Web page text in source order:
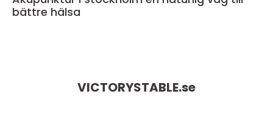
bättre hälsa
VICTORYSTABLE.se